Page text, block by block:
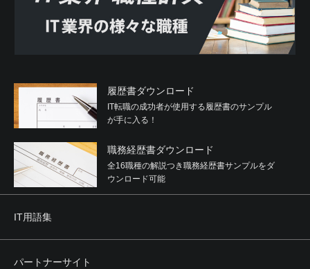
履歴書ダウンロード
IT転職の成功者が使用する履歴書のサンプル
が手に入る！
職務経歴書ダウンロード
全16職種の解説つき職務経歴書サンプルをダ
ウンロード可能
IT用語集
パートナーサイト